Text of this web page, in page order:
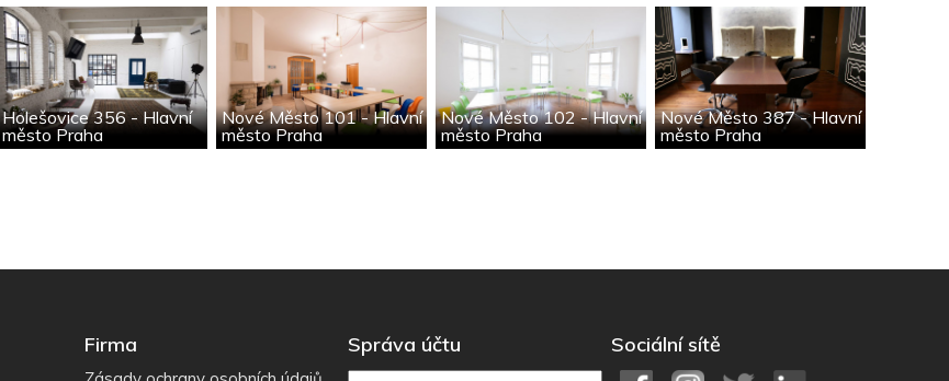
Holešovice 356 - Hlavní
město Praha
Nové Město 101 - Hlavní
město Praha
Nové Město 102 - Hlavní
město Praha
Nové Město 387 - Hlavní
město Praha
Firma Správa účtu Sociální sítě